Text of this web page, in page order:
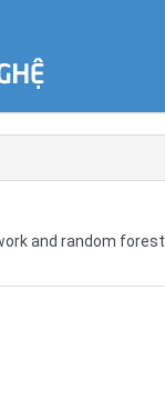
and random forest